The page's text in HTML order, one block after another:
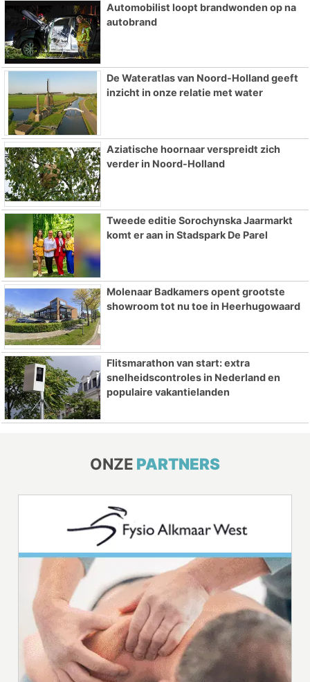
Automobilist loopt brandwonden op na
autobrand
De Wateratlas van Noord-Holland geeft
inzicht in onze relatie met water
Aziatische hoornaar verspreidt zich
verder in Noord-Holland
Tweede editie Sorochynska Jaarmarkt
komt er aan in Stadspark De Parel
Molenaar Badkamers opent grootste
showroom tot nu toe in Heerhugowaard
Flitsmarathon van start: extra
snelheidscontroles in Nederland en
populaire vakantielanden
ONZE PARTNERS